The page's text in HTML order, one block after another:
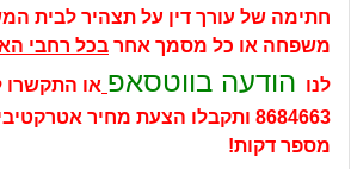
חתימה של עורך דין על תצהיר לבית
משפחה או כל מסמך אחר בכל רחבי
לנו הודעה בווטסאפ או התקשרו
8684663 ותקבלו הצעת מחיר
מספר דקות!